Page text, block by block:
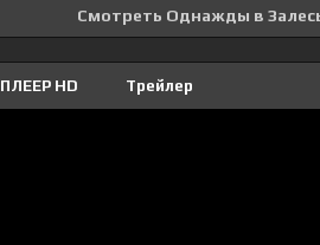
Смотреть Однажды в
ПЛЕЕР HD Трейлер